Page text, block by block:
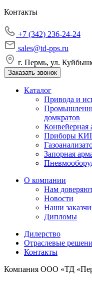
Контакты
+7 (342) 236-24-24
sales@td-pps.ru
г. Пермь, ул.
Заказать звонок
Каталог
Привода и
домкратов
Конвейерная
Приборы
Запорная
О компании
Нам
Новости
Наши
Дипломы
Дилерство
Отраслевые
Контакты
Компания ООО «ТД